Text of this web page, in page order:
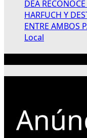
DEA
HARFUCH Y
ENTRE AMBOS
Local